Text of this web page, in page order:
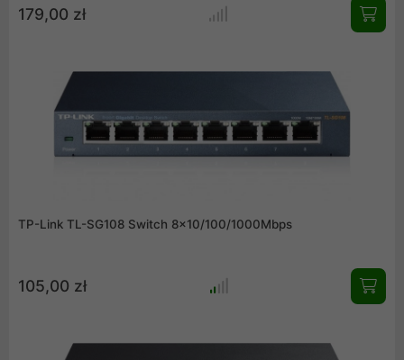
179,00 zł
TP-Link TL-SG108 Switch 8x10/100/1000Mbps
105,00 zł